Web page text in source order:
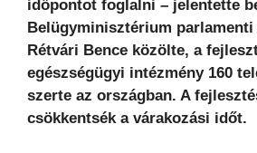
időpontot foglalni – jelentette
Belügyminisztérium
Rétvári Bence közölte, a
egészségügyi intézmény 160
szerte az országban. A
csökkentsék a várakozási időt.